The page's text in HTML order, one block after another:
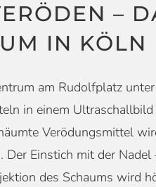
–
IN KÖLN
am Rudolfplatz
in einem
Verödungsmittel
Der Einstich mit der
des Schaums wird